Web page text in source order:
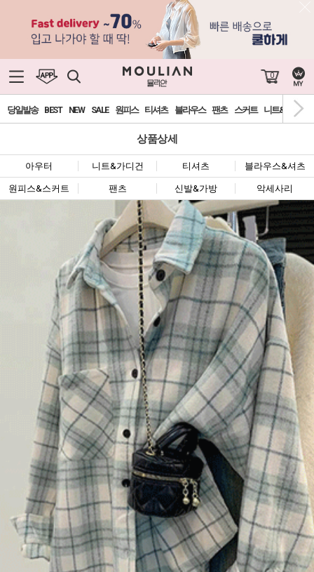
0
당일발송 BEST NEW SALE 원피스 티셔츠 블라우스 팬츠 스커트 니트&가디건
상품상세
아우터 니트&가디건 티셔츠 블라우스&셔츠
원피스&스커트 팬츠 신발&가방 악세사리